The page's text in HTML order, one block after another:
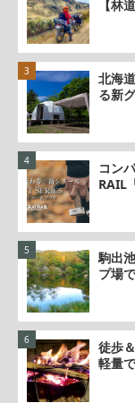
【林
北海
る新
コン
RAIL
駒出
プ場
徒歩
軽量